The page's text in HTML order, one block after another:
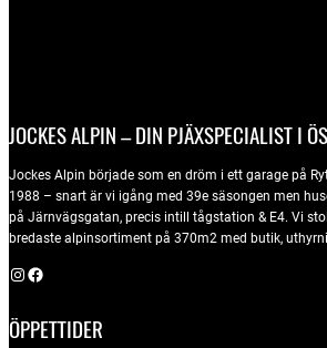
JOCKES ALPIN – DIN PJÄXSPECIALIST I
Jockes Alpin började som en dröm i ett garage på
1988 – snart är vi igång med 39e säsongen men
på Järnvägsgatan, precis intill tågstation & E4. Vi
bredaste alpinsortiment på 370m2 med butik,
Instagram Facebook
ÖPPETTIDER